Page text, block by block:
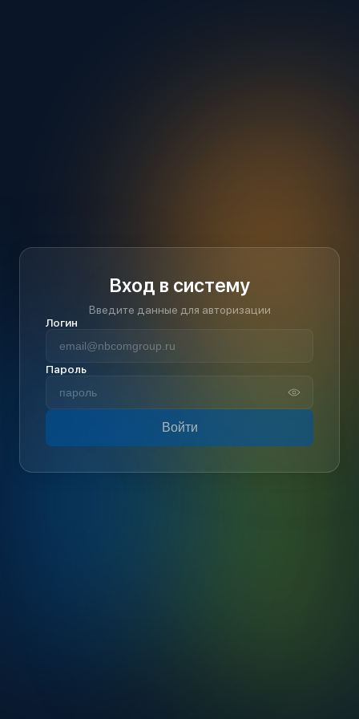
Вход в систему
Введите данные для авторизации
Логин
Пароль
Войти